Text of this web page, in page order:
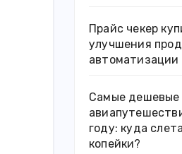
Прайс чекер
улучшения
автоматизации
Самые дешевые
году: куда
копейки?